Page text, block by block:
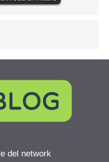
del network